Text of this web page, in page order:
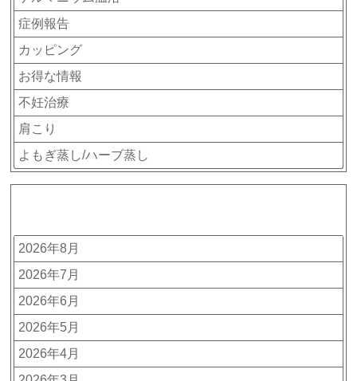
症例報告
カッピング
お得な情報
不妊治療
肩こり
よもぎ蒸し/ハーブ蒸し
2026年8月
2026年7月
2026年6月
2026年5月
2026年4月